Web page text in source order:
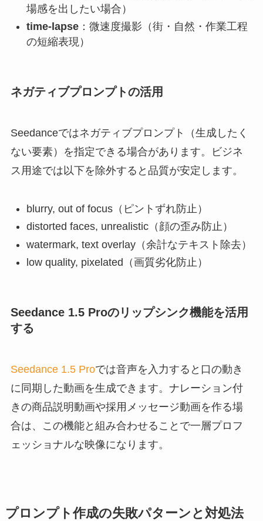
場感を出したい場合）
time-lapse：微速度撮影（街・自然・作業工程
の短縮表現）
ネガティブプロンプトの活用
Seedanceではネガティブプロンプト（生成したく
ない要素）を指定できる場合があります。ビジネ
ス用途では以下を除外すると品質が安定します。
blurry, out of focus（ピントずれ防止）
distorted faces, unrealistic（顔の歪み防止）
watermark, text overlay（余計なテキスト除去）
low quality, pixelated（画質劣化防止）
Seedance 1.5 Proのリップシンク機能を活用
する
Seedance 1.5 Proでは音声を入力すると口の動き
に同期した動画を生成できます。ナレーション付
きの商品説明動画や採用メッセージ動画を作る場
合は、この機能と組み合わせることで一層プロフ
ェッショナルな映像になります。
プロンプト作成の失敗パターンと対処法